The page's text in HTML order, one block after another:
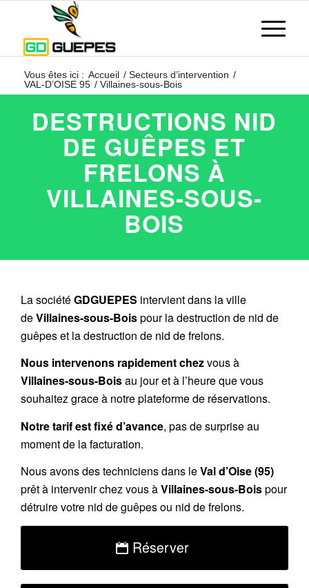
Vous êtes ici : Accueil / Secteurs d’intervention /
VAL-D’OISE 95 / Villaines-sous-Bois
DESTRUCTIONS NID
DE GUÊPES ET
FRELONS À
VILLAINES-SOUS-
BOIS
La sociétéGDGUEPES intervient dans la ville
deVillaines-sous-Boispour la destruction de nid de
guêpes et la destruction de nid de frelons.
Nous intervenons rapidement chezvous à
Villaines-sous-Boisau jour et à l’heure que vous
souhaitez grace à notre plateforme de réservations.
Notre tarif est fixé d’avance, pas de surprise au
moment de la facturation.
Nous avons des techniciens dans leVal d’Oise (95)
prêt à intervenir chez vous àVillaines-sous-Boispour
détruire votre nid de guêpes ou nid de frelons.
Réserver